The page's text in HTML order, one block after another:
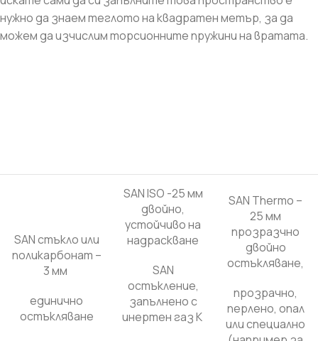
нужно да знаем теглото на квадратен метър, за да
можем да изчислим торсионните пружини на вратата.
SAN стъкло или
поликарбонат –
3 мм
единично
остъкляване
SAN ISO -25 мм
двойно,
устойчиво на
надраскване
SAN
остъкление,
запълнено с
инертен газ K
SAN Thermo –
25 мм
прозразчно
двойно
остъкляване,
прозрачно,
перлено, опал
или специално